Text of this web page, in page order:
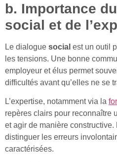
b. Importance
social et de
Le dialogue social est un outil
les tensions. Une bonne
employeur et élus permet
difficultés avant qu’elles ne se
L’expertise, notamment via la
repères clairs pour reconnaître
et agir de manière
distinguer les erreurs
caractérisées.